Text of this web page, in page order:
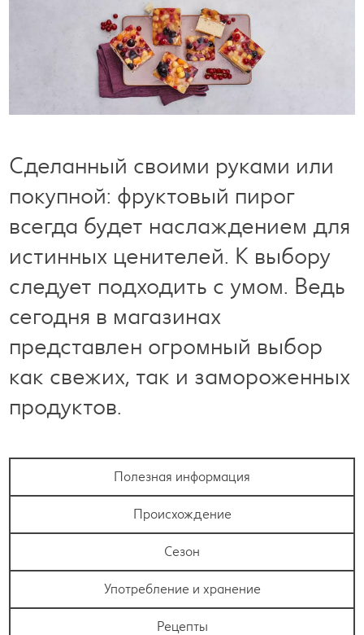
Готовим с удовольствием
Свободное время
Сделанный своими руками или
покупной: фруктовый пирог
всегда будет наслаждением для
истинных ценителей. К выбору
следует подходить с умом. Ведь
сегодня в магазинах
представлен огромный выбор
как свежих, так и замороженных
продуктов.
Полезная информация
Происхождение
Сезон
Употребление и хранение
Рецепты